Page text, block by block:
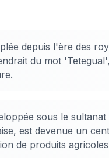
depuis l'ère des
du mot
sous le
est devenue un
de produits